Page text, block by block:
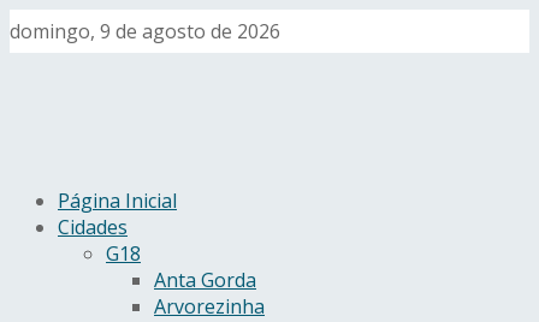
domingo, 9 de agosto de 2026
Página Inicial
Cidades
G18
Anta Gorda
Arvorezinha